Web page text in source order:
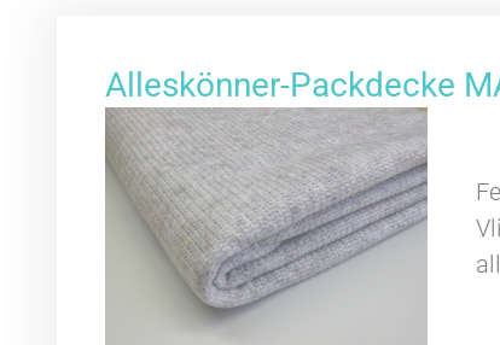
Alleskönner-Packdecke